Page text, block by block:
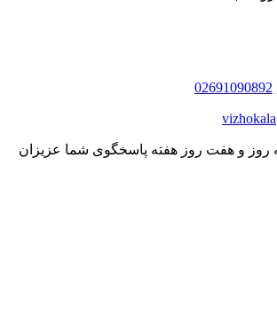
02691090892
روز و هفت روز هفته پاسخگوی شما عزیزان